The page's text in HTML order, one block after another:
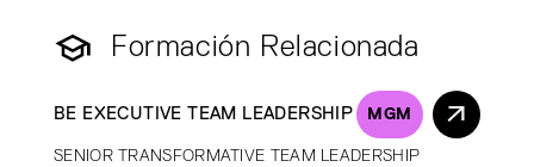
Formación Relacionada
BE EXECUTIVE TEAM LEADERSHIP MGM
SENIOR TRANSFORMATIVE TEAM LEADERSHIP